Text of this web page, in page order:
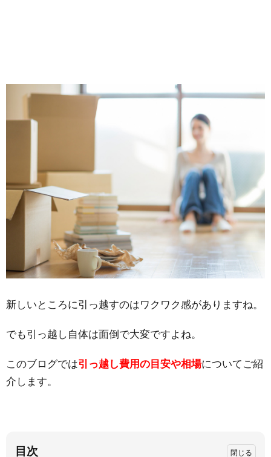
新しいところに引っ越すのはワクワク感がありますね。
でも引っ越し自体は面倒で大変ですよね。
このブログでは引っ越し費用の目安や相場についてご紹
介します。
目次